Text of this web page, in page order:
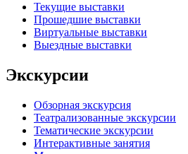
Текущие выставки
Прошедшие выставки
Виртуальные выставки
Выездные выставки
Экскурсии
Обзорная экскурсия
Театрализованные экскурсии
Тематические экскурсии
Интерактивные занятия